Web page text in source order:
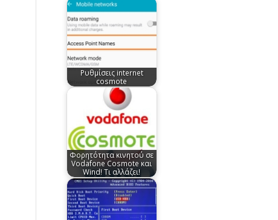
Ρυθμίσεις internet
cosmote
Φορητότητα κινητού σε
Vodafone Cosmote και
Wind! Τι αλλάζει!